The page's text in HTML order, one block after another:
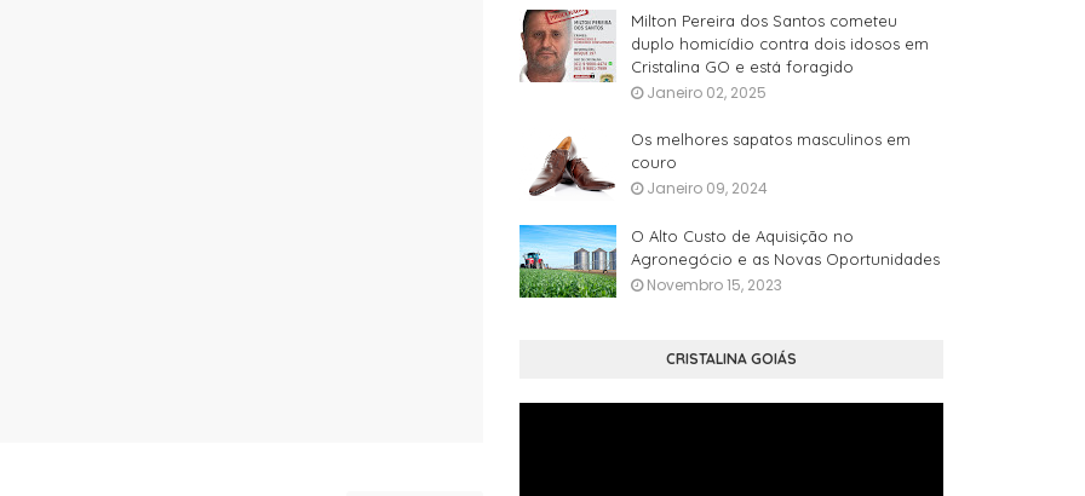
Milton Pereira dos Santos cometeu
duplo homicídio contra dois idosos em
Cristalina GO e está foragido
Janeiro 02, 2025
Os melhores sapatos masculinos em
couro
Janeiro 09, 2024
O Alto Custo de Aquisição no
Agronegócio e as Novas Oportunidades
Novembro 15, 2023
CRISTALINA GOIÁS